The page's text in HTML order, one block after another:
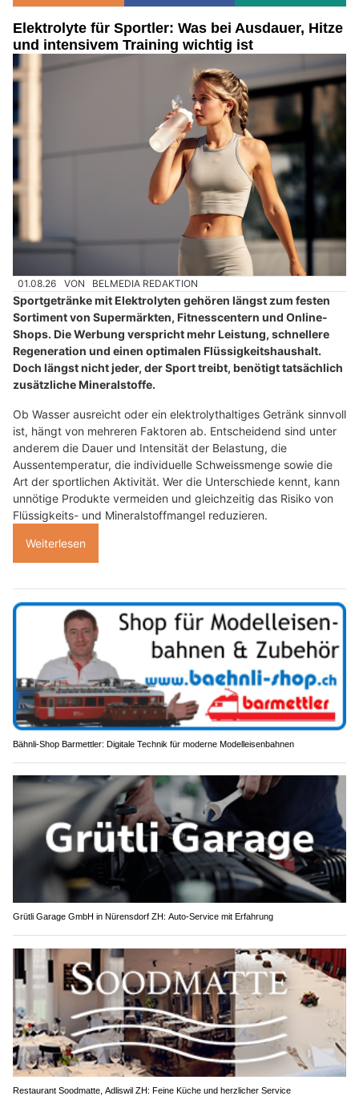
Elektrolyte für Sportler: Was bei Ausdauer, Hitze
und intensivem Training wichtig ist
01.08.26 VON BELMEDIA REDAKTION
Sportgetränke mit Elektrolyten gehören längst zum festen
Sortiment von Supermärkten, Fitnesscentern und Online-
Shops. Die Werbung verspricht mehr Leistung, schnellere
Regeneration und einen optimalen Flüssigkeitshaushalt.
Doch längst nicht jeder, der Sport treibt, benötigt tatsächlich
zusätzliche Mineralstoffe.
Ob Wasser ausreicht oder ein elektrolythaltiges Getränk sinnvoll
ist, hängt von mehreren Faktoren ab. Entscheidend sind unter
anderem die Dauer und Intensität der Belastung, die
Aussentemperatur, die individuelle Schweissmenge sowie die
Art der sportlichen Aktivität. Wer die Unterschiede kennt, kann
unnötige Produkte vermeiden und gleichzeitig das Risiko von
Flüssigkeits- und Mineralstoffmangel reduzieren.
Weiterlesen
Bähnli-Shop Barmettler: Digitale Technik für moderne Modelleisenbahnen
Grütli Garage GmbH in Nürensdorf ZH: Auto-Service mit Erfahrung
Restaurant Soodmatte, Adliswil ZH: Feine Küche und herzlicher Service